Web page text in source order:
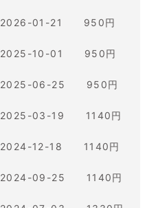
2026-01-21 950円
2025-10-01 950円
2025-06-25 950円
2025-03-19 1140円
2024-12-18 1140円
2024-09-25 1140円